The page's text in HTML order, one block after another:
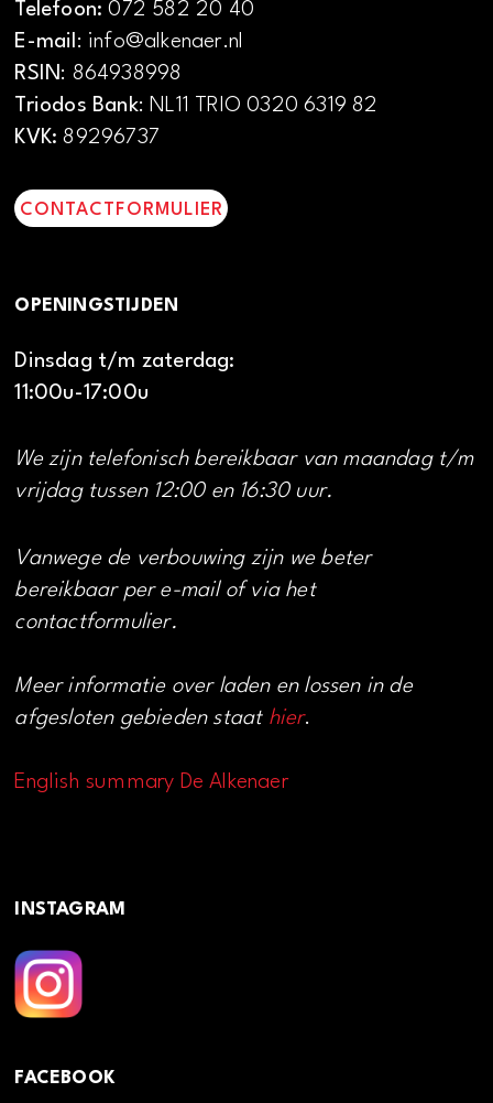
Telefoon:072 582 20 40
E-mail: info@alkenaer.nl
RSIN: 864938998
Triodos Bank: NL11 TRIO 0320 6319 82
KVK: 89296737
CONTACTFORMULIER
OPENINGSTIJDEN
Dinsdag t/m zaterdag:
11:00u-17:00u
We zijn telefonisch bereikbaar van maandag t/m
vrijdag tussen 12:00 en 16:30 uur.
Vanwege de verbouwing zijn we beter
bereikbaar per e-mail of via het
contactformulier.
Meer informatie over laden en lossen in de
afgesloten gebieden staat hier.
English summary De Alkenaer
INSTAGRAM
FACEBOOK